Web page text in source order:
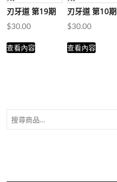
刃牙道 第19期
$30.00
查看內容
刃牙道 第10期
$30.00
查看內容